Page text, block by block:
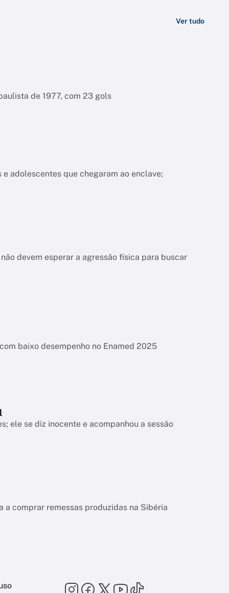
Ver tudo
de 1977, com 23 gols
adolescentes que chegaram ao enclave;
devem esperar a agressão física para buscar
baixo desempenho no Enamed 2025
ele se diz inocente e acompanhou a sessão
comprar remessas produzidas na Sibéria